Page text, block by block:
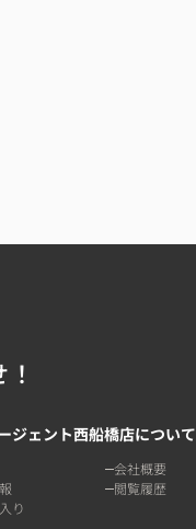
ジェント西船橋店について
会社概要
閲覧履歴
り